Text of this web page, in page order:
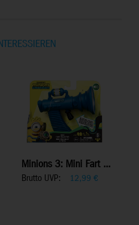
Minions 3: Mini Fart ...
Brutto UVP: 12,99 €